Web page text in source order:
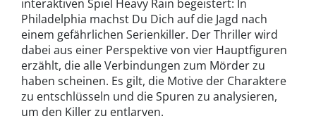
interaktiven Spiel Heavy Rain begeistert: In
Philadelphia machst Du Dich auf die Jagd nach
einem gefährlichen Serienkiller. Der Thriller wird
dabei aus einer Perspektive von vier Hauptfiguren
erzählt, die alle Verbindungen zum Mörder zu
haben scheinen. Es gilt, die Motive der Charaktere
zu entschlüsseln und die Spuren zu analysieren,
um den Killer zu entlarven.